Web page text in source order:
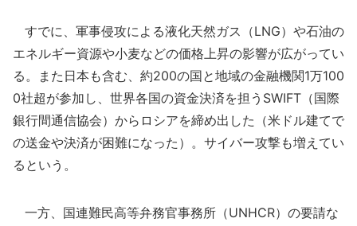
すでに、軍事侵攻による液化天然ガス（LNG）や石油の
エネルギー資源や小麦などの価格上昇の影響が広がってい
る。また日本も含む、約200の国と地域の金融機関1万100
0社超が参加し、世界各国の資金決済を担うSWIFT（国際
銀行間通信協会）からロシアを締め出した（米ドル建てで
の送金や決済が困難になった）。サイバー攻撃も増えてい
るという。
一方、国連難民高等弁務官事務所（UNHCR）の要請な